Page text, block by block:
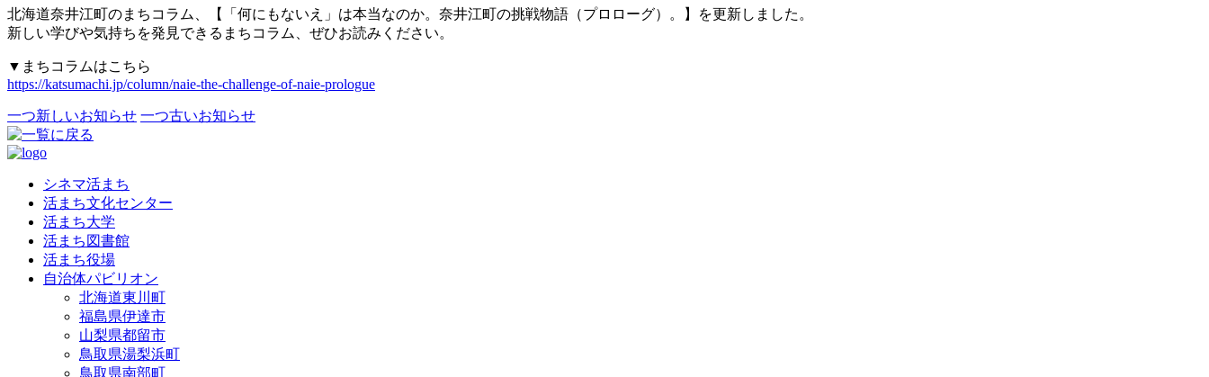
北海道奈井江町のまちコラム、【「何にもないえ」は本当なのか。奈井江町の挑戦物語（プロローグ）。】を更新しました。
新しい学びや気持ちを発見できるまちコラム、ぜひお読みください。
▼まちコラムはこちら
https://katsumachi.jp/column/naie-the-challenge-of-naie-prologue
一つ新しいお知らせ 一つ古いお知らせ
シネマ活まち
活まち文化センター
活まち大学
活まち図書館
活まち役場
自治体パビリオン
北海道東川町
福島県伊達市
山梨県都留市
鳥取県湯梨浜町
鳥取県南部町